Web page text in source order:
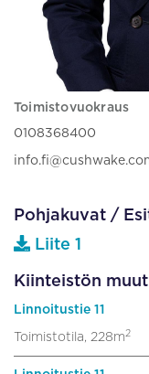
Toimistovuokraus
0108368400
Pohjakuvat /
Liite 1
Kiinteistön
Linnoitustie 11
Toimistotila, 228m2